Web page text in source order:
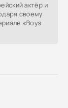
актёр и
своему
«Boys